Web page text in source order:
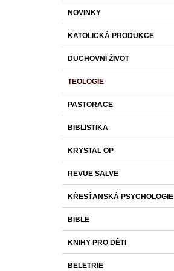
kategorie
K
A
T
E
G
O
R
E
NOVINKY
KATOLICKÁ PRODUKCE
DUCHOVNÍ ŽIVOT
TEOLOGIE
PASTORACE
BIBLISTIKA
KRYSTAL OP
REVUE SALVE
KŘESŤANSKÁ PSYCHOLOGIE
BIBLE
KNIHY PRO DĚTI
BELETRIE